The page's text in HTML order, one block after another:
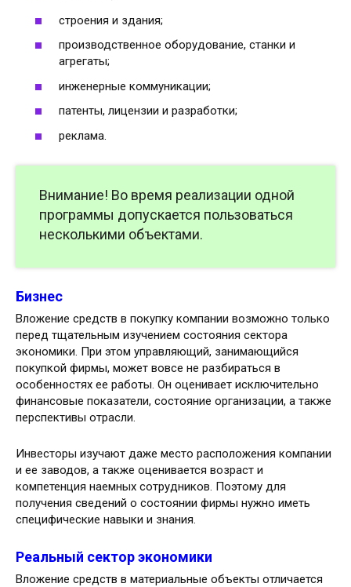
строения и здания;
производственное оборудование, станки и
агрегаты;
инженерные коммуникации;
патенты, лицензии и разработки;
реклама.
Внимание! Во время реализации одной
программы допускается пользоваться
несколькими объектами.
Бизнес
Вложение средств в покупку компании возможно только
перед тщательным изучением состояния сектора
экономики. При этом управляющий, занимающийся
покупкой фирмы, может вовсе не разбираться в
особенностях ее работы. Он оценивает исключительно
финансовые показатели, состояние организации, а также
перспективы отрасли.
Инвесторы изучают даже место расположения компании
и ее заводов, а также оценивается возраст и
компетенция наемных сотрудников. Поэтому для
получения сведений о состоянии фирмы нужно иметь
специфические навыки и знания.
Реальный сектор экономики
Вложение средств в материальные объекты отличается